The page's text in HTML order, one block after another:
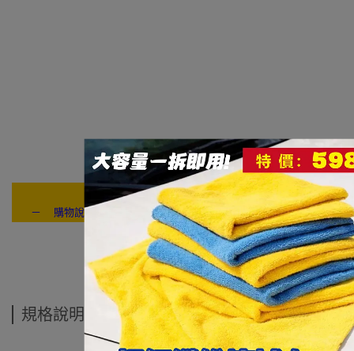
－ 購物說明：付款方式 / 交貨方式 / 退換貨說明 / 售後服務 / 連絡我們
規格說明